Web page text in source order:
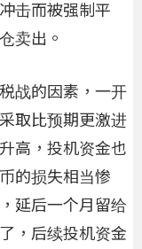
击而被强制平
卖出。
战的因素，一开
取比预期更激进
高，投机资金也
的损失相当惨
延后一个月留给
，后续投机资金